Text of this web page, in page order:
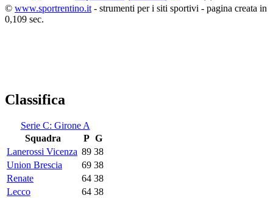
© www.sportrentino.it - strumenti per i siti sportivi - pagina creata in
0,109 sec.
Classifica
Serie C: Girone A
Squadra
P G
Lanerossi Vicenza 89 38
Union Brescia
69 38
Renate
64 38
Lecco
64 38